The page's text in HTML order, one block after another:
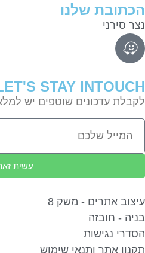
שלנו
סירני
LET'S STAY
עדכונים שוטפים יש למלא
עשית
אתרים - משק 8
- חובזה
נגישות
אתר ותנאי שימוש